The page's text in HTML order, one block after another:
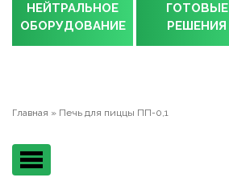
НЕЙТРАЛЬНОЕ
ОБОРУДОВАНИЕ
ГОТОВЫЕ
РЕШЕНИЯ
Главная » Печь для пиццы ПП-0,1
Main
menu